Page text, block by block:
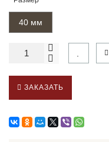
40 мм
ЗАКАЗАТЬ